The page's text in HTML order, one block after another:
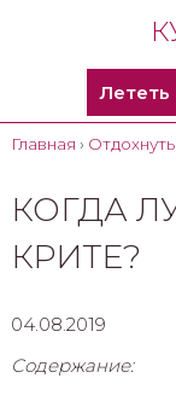
Лететь
Главная › Отдохнуть
КОГДА
КРИТЕ?
04.08.2019
Содержание: